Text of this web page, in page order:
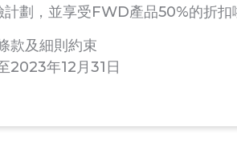
計劃，並享受FWD產品50%的折扣
款及細則約束
2023年12月31日